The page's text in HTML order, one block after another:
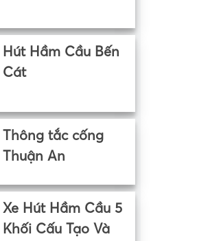
Hút Hầm Cầu Bến
Cát
Thông tắc cống
Thuận An
Xe Hút Hầm Cầu 5
Khối Cấu Tạo Và